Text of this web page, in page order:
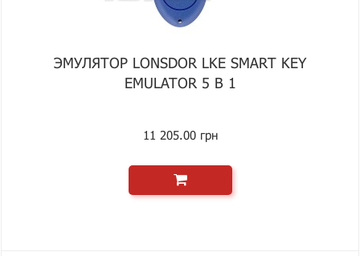
ЭМУЛЯТОР LONSDOR LKE SMART KEY
EMULATOR 5 В 1
11 205.00 грн